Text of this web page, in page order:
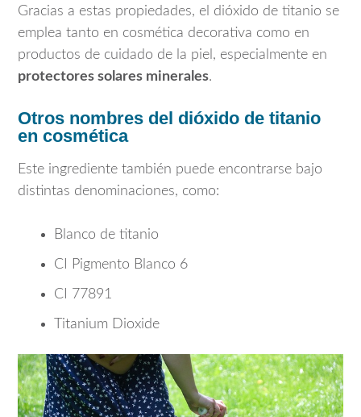
Gracias a estas propiedades, el dióxido de titanio se
emplea tanto en cosmética decorativa como en
productos de cuidado de la piel, especialmente en
protectores solares minerales.
Otros nombres del dióxido de titanio
en cosmética
Este ingrediente también puede encontrarse bajo
distintas denominaciones, como:
Blanco de titanio
CI Pigmento Blanco 6
CI 77891
Titanium Dioxide